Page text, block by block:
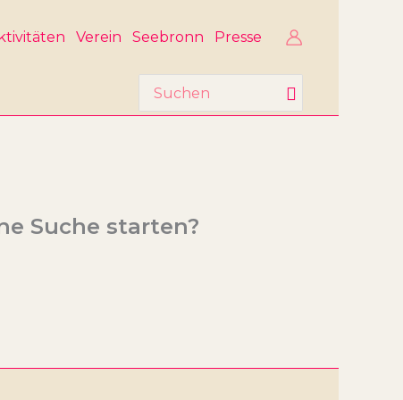
Verein Seebronn Presse
Search
for:
Suche starten?